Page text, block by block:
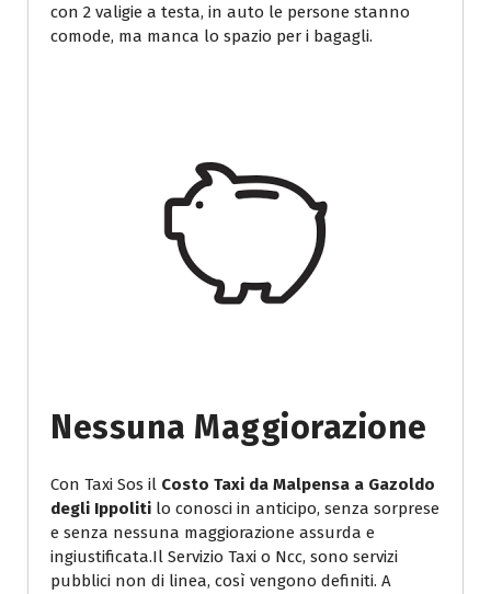
con 2 valigie a testa, in auto le persone stanno
comode, ma manca lo spazio per i bagagli.
Nessuna Maggiorazione
Con Taxi Sos il Costo Taxi da Malpensa a Gazoldo
degli Ippoliti lo conosci in anticipo, senza sorprese
e senza nessuna maggiorazione assurda e
ingiustificata.Il Servizio Taxi o Ncc, sono servizi
pubblici non di linea, così vengono definiti. A